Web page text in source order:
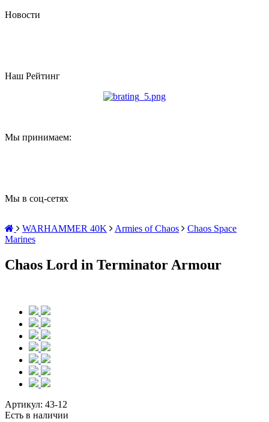
Новости
Наш Рейтинг
Мы принимаем:
Мы в соц-сетях
WARHAMMER 40K Armies of Chaos
Chaos Space
Marines
Chaos Lord in Terminator Armour
Артикул: 43-12
Есть в наличии